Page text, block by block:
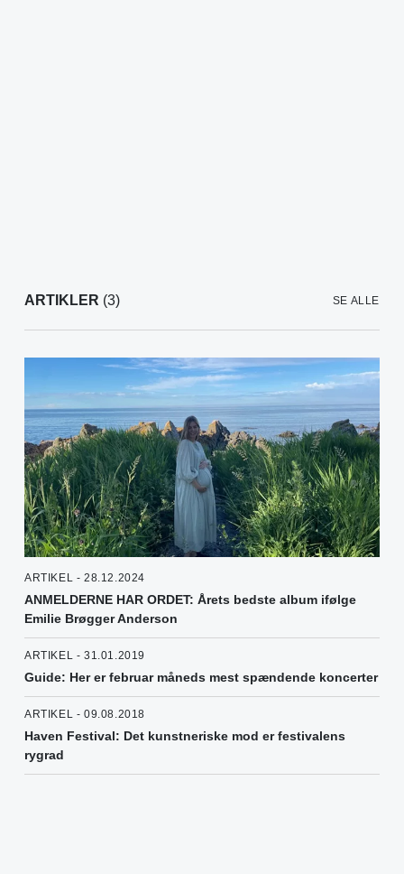
ARTIKLER (3) SE ALLE
ARTIKEL - 28.12.2024
ANMELDERNE HAR ORDET: Årets bedste album ifølge
Emilie Brøgger Anderson
ARTIKEL - 31.01.2019
Guide: Her er februar måneds mest spændende koncerter
ARTIKEL - 09.08.2018
Haven Festival: Det kunstneriske mod er festivalens
rygrad